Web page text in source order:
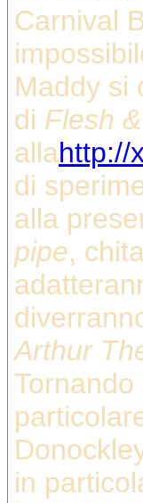
Carnival
Maddy si
di Flesh
allahttp://
di
alla
pipe,
Arthur
in